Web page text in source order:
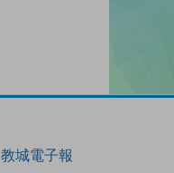
教城電子報